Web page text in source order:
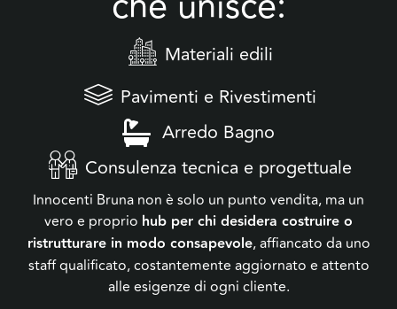
Materiali edili
Pavimenti e Rivestimenti
Arredo Bagno
Consulenza tecnica e progettuale
Innocenti Bruna non è solo un punto vendita, ma un
vero e proprio hub per chi desidera costruire o
ristrutturare in modo consapevole, affiancato da uno
staff qualificato, costantemente aggiornato e attento
alle esigenze di ogni cliente.